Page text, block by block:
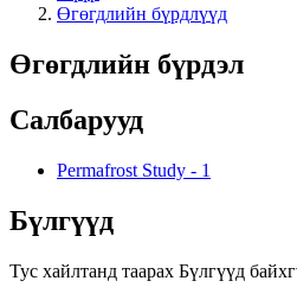
Өгөгдлийн бүрдлүүд
Өгөгдлийн бүрдэл
Салбарууд
Permafrost Study - 1
Бүлгүүд
Тус хайлтанд таарах Бүлгүүд